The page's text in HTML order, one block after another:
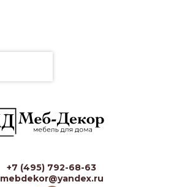
+7 (495) 792-68-63
mebdekor@yandex.ru